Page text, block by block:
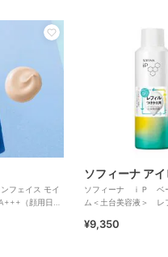
フェイス モイ
ソフィーナ ア
ソフィーナ ｉＰ ベ
ム＜土台美容液＞ レ
¥9,350